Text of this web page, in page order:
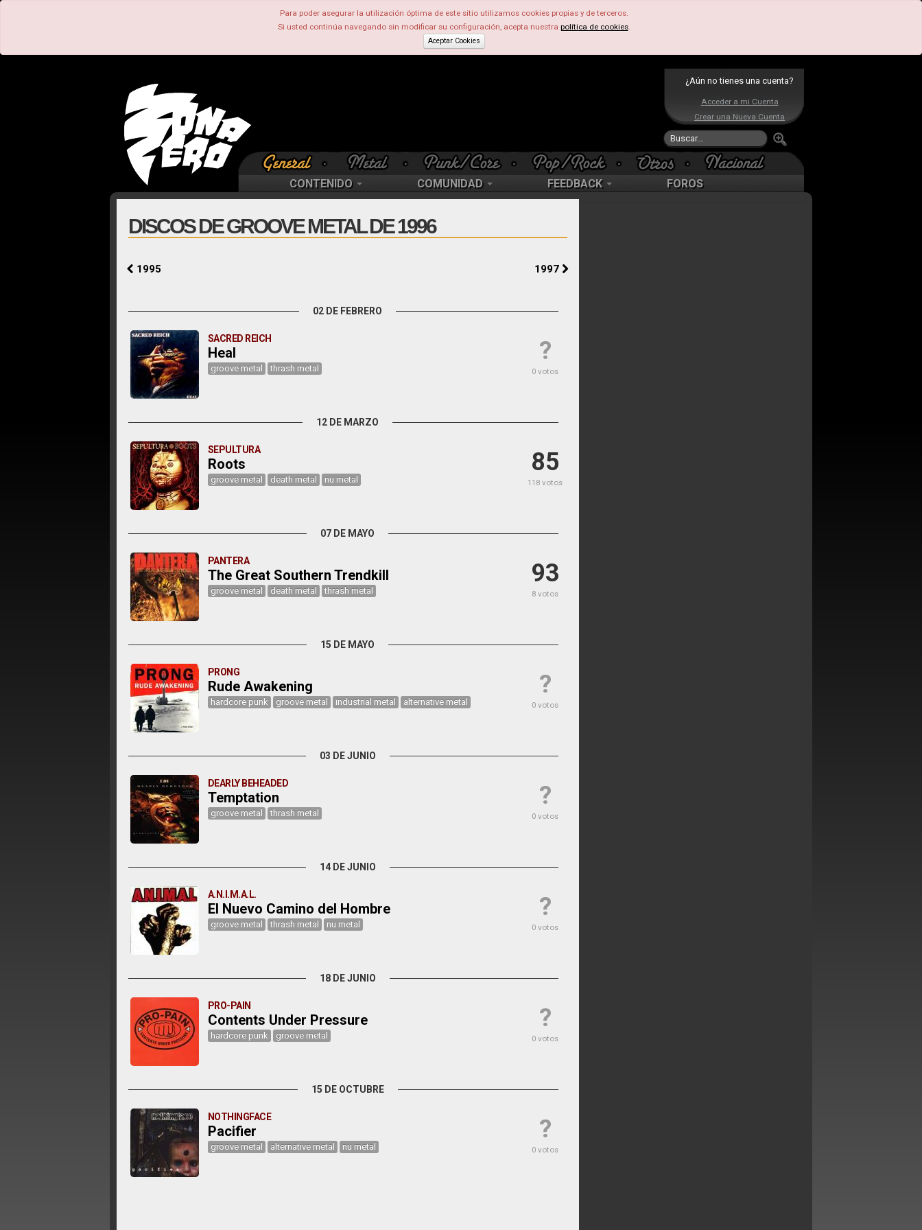
Para poder asegurar la utilización óptima de este sitio utilizamos cookies propias y de terceros.
Si usted continúa navegando sin modificar su configuración, acepta nuestra política de cookies.
Aceptar Cookies
¿Aún no tienes una cuenta?
Acceder a mi Cuenta
Crear una Nueva Cuenta
CONTENIDO COMUNIDAD FEEDBACK FOROS
DISCOS DE GROOVE METAL DE 1996
1995 1997
02 DE FEBRERO
?
0 votos
SACRED REICH
Heal
groove metal thrash metal
12 DE MARZO
85
118 votos
SEPULTURA
Roots
groove metal death metal nu metal
07 DE MAYO
93
8 votos
PANTERA
The Great Southern Trendkill
groove metal death metal thrash metal
15 DE MAYO
?
0 votos
PRONG
Rude Awakening
hardcore punk groove metal industrial metal alternative metal
03 DE JUNIO
?
0 votos
DEARLY BEHEADED
Temptation
groove metal thrash metal
14 DE JUNIO
?
0 votos
A.N.I.M.A.L.
El Nuevo Camino del Hombre
groove metal thrash metal nu metal
18 DE JUNIO
?
0 votos
PRO-PAIN
Contents Under Pressure
hardcore punk groove metal
15 DE OCTUBRE
?
0 votos
NOTHINGFACE
Pacifier
groove metal alternative metal nu metal